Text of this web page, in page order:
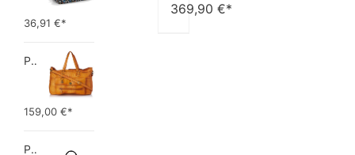
369,90€*
36,91 €*
PIECES TOTALLY ROYAL LEATHER TRAVEL BAG 17055349 Damen Umhängetaschen ,1 Groesse (51 x 33 x 14,5 cm)
159,00 €*
Picard Unisex-Erwachsene Buddy Gepäck- Handgepäck